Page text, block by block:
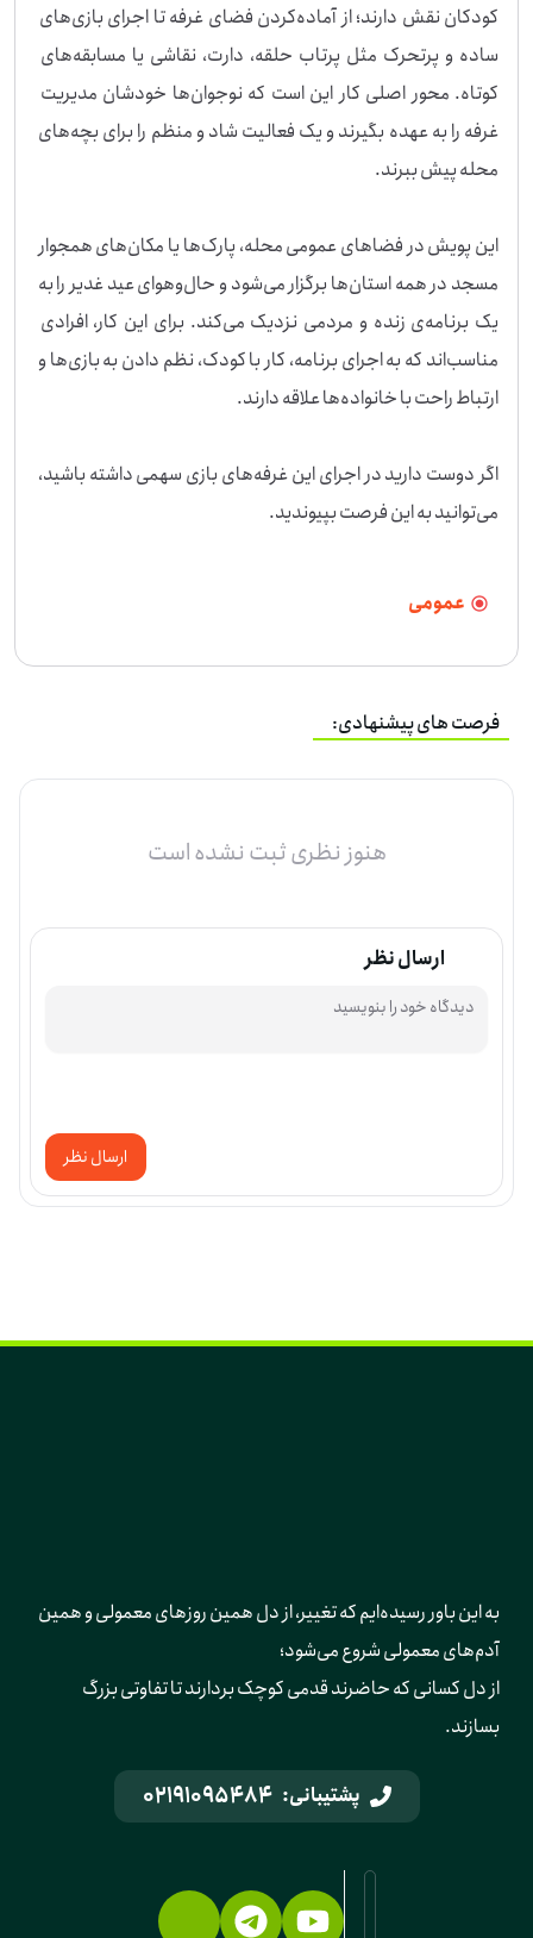
کودکان نقش دارند؛ از آماده‌کردن فضای غرفه تا اجرای بازی‌های
ساده و پرتحرک مثل پرتاب حلقه، دارت، نقاشی یا مسابقه‌های
کوتاه. محور اصلی کار این است که نوجوان‌ها خودشان مدیریت
غرفه را به عهده بگیرند و یک فعالیت شاد و منظم را برای بچه‌های
این پویش در فضاهای عمومی محله، پارک‌ها یا مکان‌های همجوار
مسجد در همه استان‌ها برگزار می‌شود و حال‌وهوای عید غدیر را به
یک برنامه‌ی زنده و مردمی نزدیک می‌کند. برای این کار، افرادی
مناسب‌اند که به اجرای برنامه، کار با کودک، نظم دادن به بازی‌ها و
اگر دوست دارید در اجرای این غرفه‌های بازی سهمی داشته باشید،
می‌توانید به این فرصت بپیوندید.
عمومی
فرصت های پیشنهادی:
هنوز نظری ثبت نشده است
ارسال نظر
ارسال نظر
به این باور رسیده‌ایم که تغییر، از دل همین روزهای معمولی و همین
آدم‌های معمولی شروع می‌شود؛
از دل کسانی که حاضرند قدمی کوچک بردارند تا تفاوتی بزرگ
بسازند.
پشتیبانی: 02191095484